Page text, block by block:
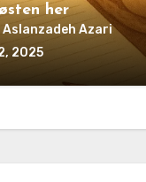
her
Aslanzadeh Azari
2025